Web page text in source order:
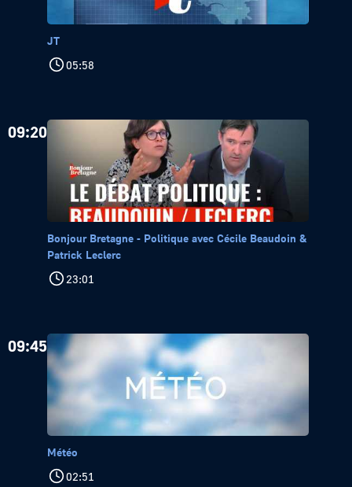
JT
05:58
09:20
Bonjour Bretagne - Politique avec Cécile Beaudoin &
Patrick Leclerc
23:01
09:45
Météo
02:51